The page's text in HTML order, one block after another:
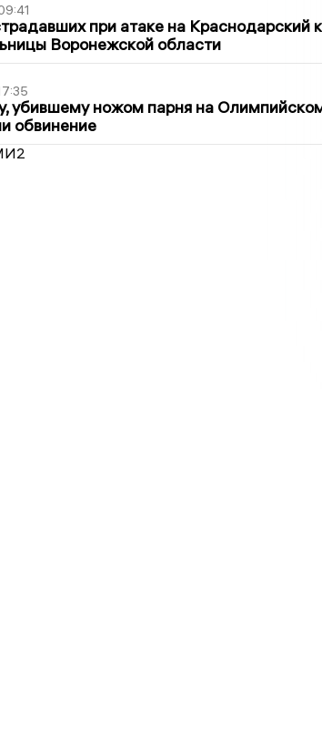
при атаке на Краснодарский
Воронежской области
убившему ножом парня на
обвинение